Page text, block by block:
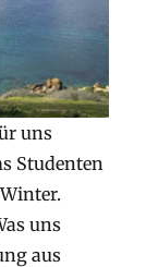
uns
Studenten
uns
aus